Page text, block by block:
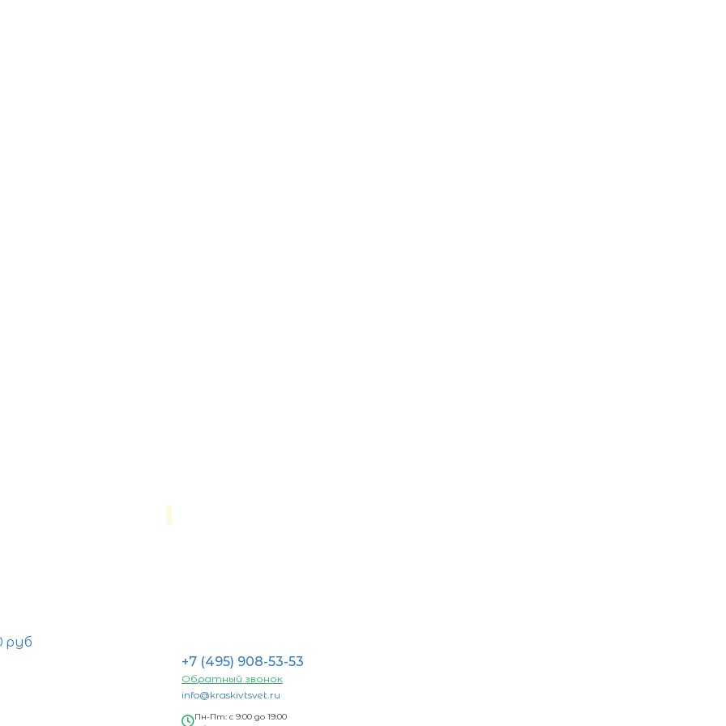
руб
+7 (495) 908-53-53
Обратный звонок
info@kraskivtsvet.ru
Пн-Пт: с 9:00 до 19:00